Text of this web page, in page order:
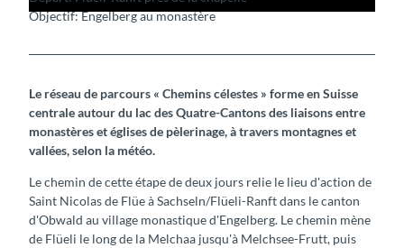
v
é
o
Objectif: Engelberg au monastère
Le réseau de parcours « Chemins célestes » forme en Suisse
centrale autour du lac des Quatre-Cantons des liaisons entre
monastères et églises de pèlerinage, à travers montagnes et
vallées, selon la météo.
Le chemin de cette étape de deux jours relie le lieu d'action de
Saint Nicolas de Flüe à Sachseln/Flüeli-Ranft dans le canton
d'Obwald au village monastique d'Engelberg. Le chemin mène
de Flüeli le long de la Melchaa jusqu'à Melchsee-Frutt, puis